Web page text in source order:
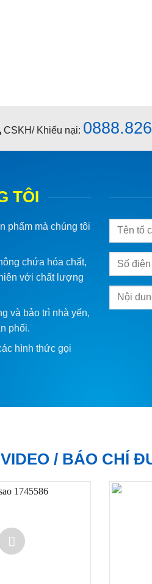
CSKH/ Khiếu nại:
TÔI
phẩm mà chúng tôi
chứa hóa chất,
với chất lượng
và bảo trì nhà yến,
phối.
hình thức gọi
VIDEO / BÁO CHÍ